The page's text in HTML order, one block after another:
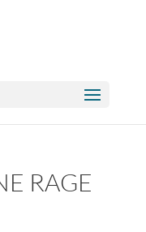
RAGE